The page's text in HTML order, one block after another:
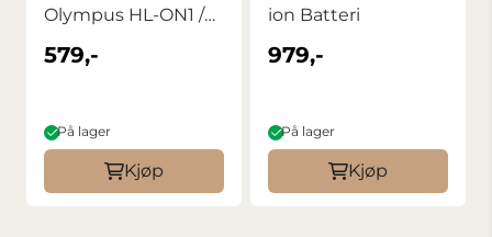
Olympus HL-ON1 /
BLN-1
579,-
På lager
Kjøp
ion Batteri
979,-
På lager
Kjøp